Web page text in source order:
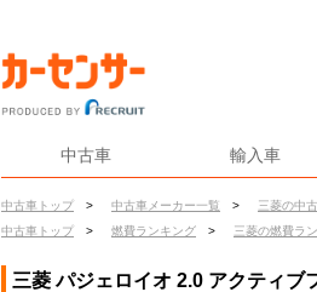
中古車 輸入車
中古車トップ > 中古車メーカー一覧 > 三菱の中
中古車トップ
> 燃費ランキング > 三菱の燃費ラ
三菱 パジェロイオ 2.0 アクティブ